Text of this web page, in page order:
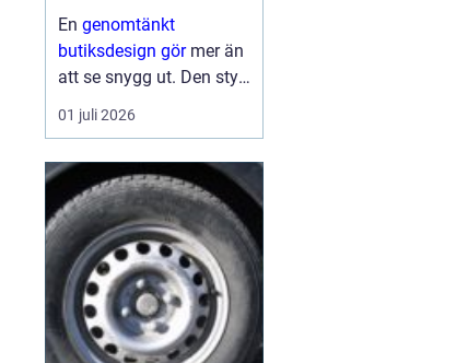
kunder
En genomtänkt
butiksdesign görmer än
att se snygg ut. Den styr
kundens väg genom
lokalen, påverkar vilka
korgen och avgör hur
ofta kunden kommer
tillbaka. När hyllor,
fruktbord, brödsk...
01 juli 2026